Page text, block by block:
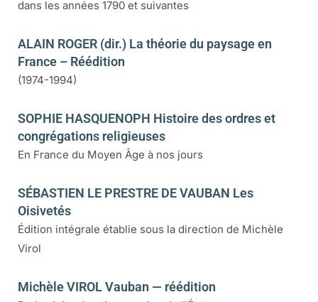
dans les années 1790 et suivantes
ALAIN ROGER (dir.) La théorie du paysage en
France – Réédition
(1974-1994)
SOPHIE HASQUENOPH Histoire des ordres et
congrégations religieuses
En France du Moyen Âge à nos jours
SÉBASTIEN LE PRESTRE DE VAUBAN Les
Oisivetés
Édition intégrale établie sous la direction de Michèle
Virol
Michèle VIROL Vauban — réédition